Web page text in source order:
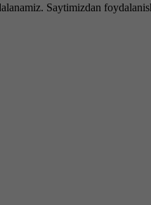
Saytimizdan